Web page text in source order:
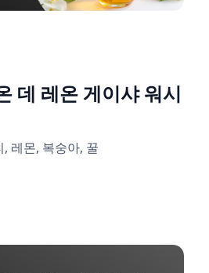
데 레온 게이샤 워시
레몬, 복숭아, 꿀